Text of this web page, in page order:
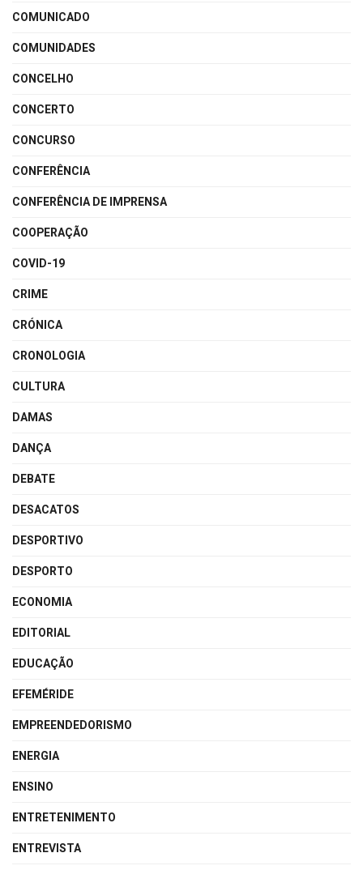
COMUNICADO
COMUNIDADES
CONCELHO
CONCERTO
CONCURSO
CONFERÊNCIA
CONFERÊNCIA DE IMPRENSA
COOPERAÇÃO
COVID-19
CRIME
CRÓNICA
CRONOLOGIA
CULTURA
DAMAS
DANÇA
DEBATE
DESACATOS
DESPORTIVO
DESPORTO
ECONOMIA
EDITORIAL
EDUCAÇÃO
EFEMÉRIDE
EMPREENDEDORISMO
ENERGIA
ENSINO
ENTRETENIMENTO
ENTREVISTA